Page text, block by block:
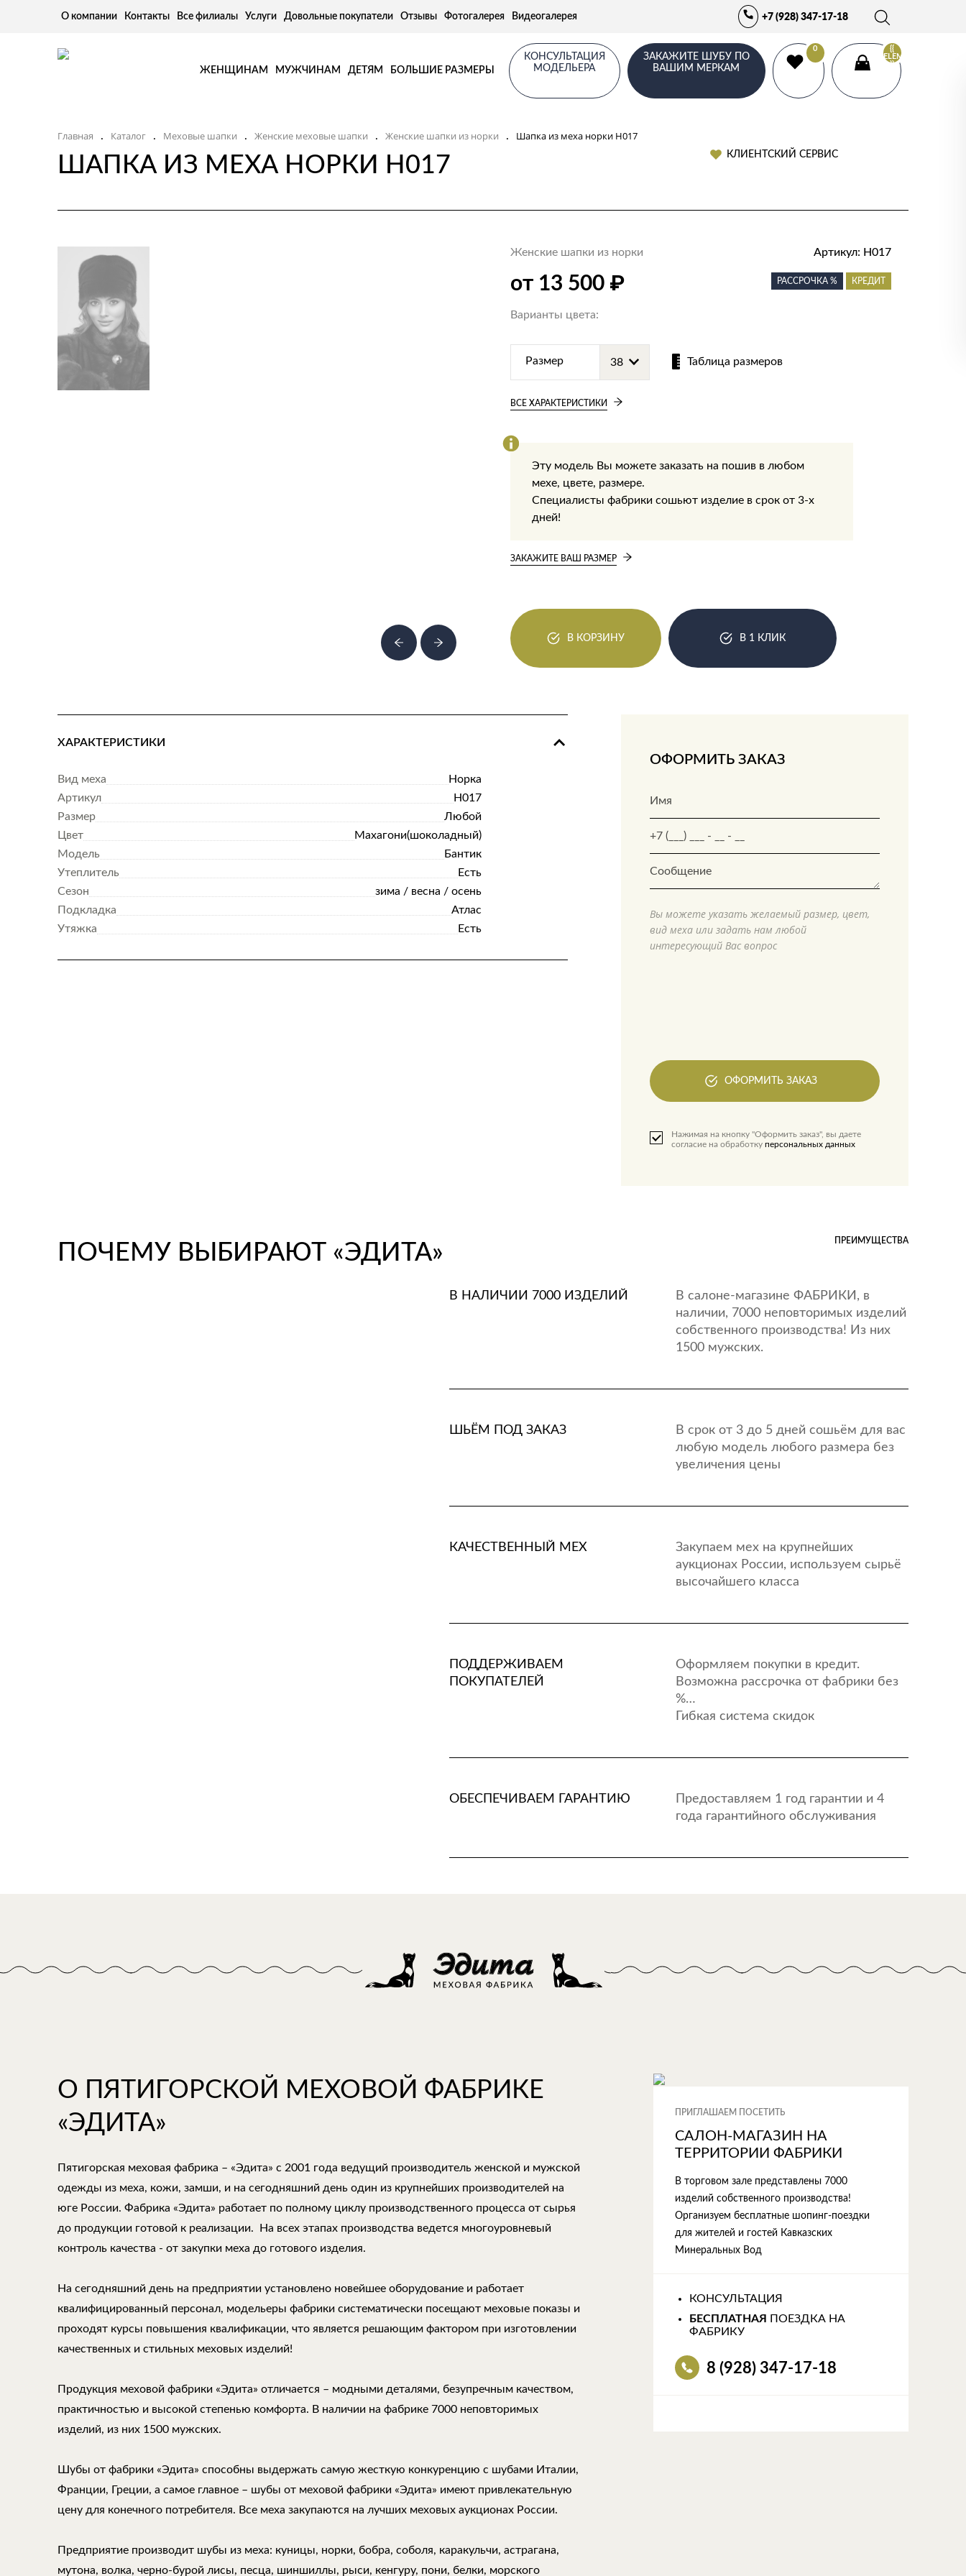
О компании Контакты Все филиалы Услуги Довольные покупатели Отзывы Фотогалерея Видеогалерея +7 (928) 347-17-18
ЖЕНЩИНАМ МУЖЧИНАМ ДЕТЯМ БОЛЬШИЕ РАЗМЕРЫ
КОНСУЛЬТАЦИЯ
МОДЕЛЬЕРА
ЗАКАЖИТЕ ШУБУ ПО
ВАШИМ МЕРКАМ
0
{{
ELEMENTS.LENGTH
}}
Главная . Каталог . Меховые шапки . Женские меховые шапки . Женские шапки из норки . Шапка из меха норки Н017
ШАПКА ИЗ МЕХА НОРКИ Н017 КЛИЕНТСКИЙ СЕРВИС
Женские шапки из норки Артикул: Н017
от 13 500 ₽ РАССРОЧКА % КРЕДИТ
Варианты цвета:
Размер Таблица размеров
ВСЕ ХАРАКТЕРИСТИКИ
Эту модель Вы можете заказать на пошив в любом
мехе, цвете, размере.
Специалисты фабрики сошьют изделие в срок от 3-х
дней!
ЗАКАЖИТЕ ВАШ РАЗМЕР
В КОРЗИНУ В 1 КЛИК
ХАРАКТЕРИСТИКИ
Вид меха
Норка
Артикул
Н017
Размер
Любой
Цвет
Махагони(шоколадный)
Модель
Бантик
Утеплитель
Есть
Сезон
зима / весна / осень
Подкладка
Атлас
Утяжка
Есть
ОФОРМИТЬ ЗАКАЗ
Вы можете указать желаемый размер, цвет,
вид меха или задать нам любой
интересующий Вас вопрос
ОФОРМИТЬ ЗАКАЗ
Нажимая на кнопку "Оформить заказ", вы даете
согласие на обработку персональных данных
ПОЧЕМУ ВЫБИРАЮТ «ЭДИТА» ПРЕИМУЩЕСТВА
В НАЛИЧИИ 7000 ИЗДЕЛИЙ
В салоне-магазине ФАБРИКИ, в
наличии, 7000 неповторимых изделий
собственного производства! Из них
1500 мужских.
ШЬЁМ ПОД ЗАКАЗ
В срок от 3 до 5 дней сошьём для вас
любую модель любого размера без
увеличения цены
КАЧЕСТВЕННЫЙ МЕХ
Закупаем мех на крупнейших
аукционах России, используем сырьё
высочайшего класса
ПОДДЕРЖИВАЕМ
ПОКУПАТЕЛЕЙ
Оформляем покупки в кредит.
Возможна рассрочка от фабрики без
%…
Гибкая система скидок
ОБЕСПЕЧИВАЕМ ГАРАНТИЮ
Предоставляем 1 год гарантии и 4
года гарантийного обслуживания
О ПЯТИГОРСКОЙ МЕХОВОЙ ФАБРИКЕ
«ЭДИТА»
Пятигорская меховая фабрика – «Эдита» с 2001 года ведущий производитель женской и мужской
одежды из меха, кожи, замши, и на сегодняшний день один из крупнейших производителей на
юге России. Фабрика «Эдита» работает по полному циклу производственного процесса от сырья
до продукции готовой к реализации. На всех этапах производства ведется многоуровневый
контроль качества - от закупки меха до готового изделия.
На сегодняшний день на предприятии установлено новейшее оборудование и работает
квалифицированный персонал, модельеры фабрики систематически посещают меховые показы и
проходят курсы повышения квалификации, что является решающим фактором при изготовлении
качественных и стильных меховых изделий!
Продукция меховой фабрики «Эдита» отличается – модными деталями, безупречным качеством,
практичностью и высокой степенью комфорта. В наличии на фабрике 7000 неповторимых
изделий, из них 1500 мужских.
Шубы от фабрики «Эдита» способны выдержать самую жесткую конкуренцию с шубами Италии,
Франции, Греции, а самое главное – шубы от меховой фабрики «Эдита» имеют привлекательную
цену для конечного потребителя. Все меха закупаются на лучших меховых аукционах России.
Предприятие производит шубы из меха: куницы, норки, бобра, соболя, каракульчи, астрагана,
мутона, волка, черно-бурой лисы, песца, шиншиллы, рыси, кенгуру, пони, белки, морского
ПРИГЛАШАЕМ ПОСЕТИТЬ
САЛОН-МАГАЗИН НА
ТЕРРИТОРИИ ФАБРИКИ
В торговом зале представлены 7000
изделий собственного производства!
Организуем бесплатные шопинг-поездки
для жителей и гостей Кавказских
Минеральных Вод
КОНСУЛЬТАЦИЯ
БЕСПЛАТНАЯ
ПОЕЗДКА НА
ФАБРИКУ
8 (928) 347-17-18